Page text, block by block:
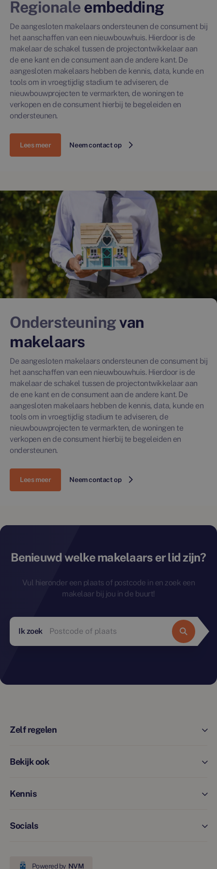
Regionale embedding
De aangesloten makelaars ondersteunen de consument bij
het aanschaffen van een nieuwbouwhuis. Hierdoor is de
makelaar de schakel tussen de projectontwikkelaar aan
de ene kant en de consument aan de andere kant. De
aangesloten makelaars hebben de kennis, data, kunde en
tools om in vroegtijdig stadium te adviseren, de
nieuwbouwprojecten te vermarkten, de woningen te
verkopen en de consument hierbij te begeleiden en
ondersteunen.
Lees meer Neem contact op
Ondersteuningvan
makelaars
De aangesloten makelaars ondersteunen de consument bij
het aanschaffen van een nieuwbouwhuis. Hierdoor is de
makelaar de schakel tussen de projectontwikkelaar aan
de ene kant en de consument aan de andere kant. De
aangesloten makelaars hebben de kennis, data, kunde en
tools om in vroegtijdig stadium te adviseren, de
nieuwbouwprojecten te vermarkten, de woningen te
verkopen en de consument hierbij te begeleiden en
ondersteunen.
Lees meer Neem contact op
Benieuwd welke makelaars er lid zijn?
Vul hieronder een plaats of postcode in en zoek een
makelaar bij jou in de buurt!
Ik zoek
Zelf regelen
Bekijk ook
Kennis
Socials
Powered by NVM